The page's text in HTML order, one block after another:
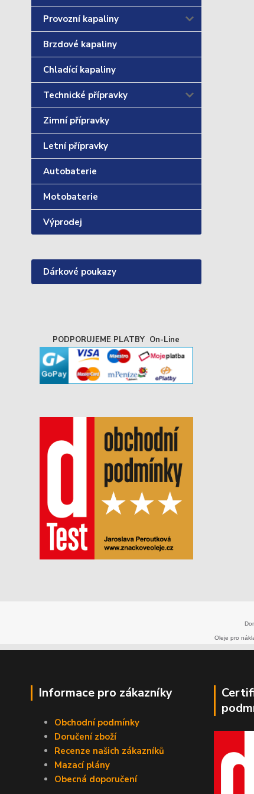
Provozní kapaliny
Brzdové kapaliny
Chladící kapaliny
Technické přípravky
Zimní přípravky
Letní přípravky
Autobaterie
Motobaterie
Výprodej
Dárkové poukazy
PODPORUJEME PLATBY On-Line
Oleje pro
Informace pro zákazníky
Obchodní podmínky
Doručení zboží
Recenze našich zákazníků
Mazací plány
Obecná doporučení